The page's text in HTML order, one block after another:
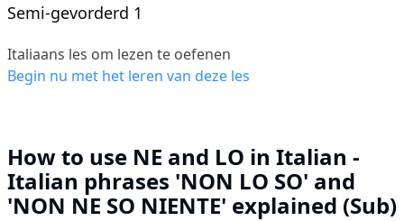
Semi-gevorderd 1
Italiaans les om lezen te oefenen
Begin nu met het leren van deze les
How to use NE and LO in Italian -
Italian phrases 'NON LO SO' and
'NON NE SO NIENTE' explained (Sub)